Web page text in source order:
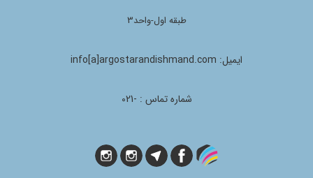
طبقه اول-واحد3
ایمیل: info[a]argostarandishmand.com
شماره تماس : -021